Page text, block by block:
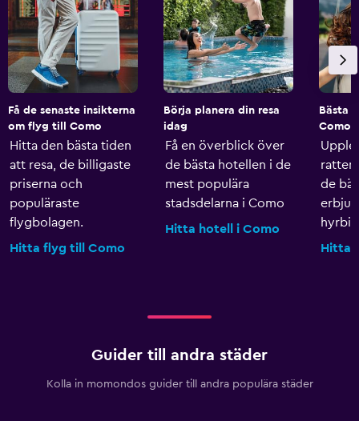
Få de senaste insikterna
om flyg till Como
Hitta den bästa tiden
att resa, de billigaste
priserna och
populäraste
flygbolagen.
Hitta flyg till Como
Börja planera din resa
idag
Få en överblick över
de bästa hotellen i de
mest populära
stadsdelarna i Como
Hitta hotell i Como
Bästa
Como
de
Hitta
Guider till andra städer
Kolla in momondos guider till andra populära städer